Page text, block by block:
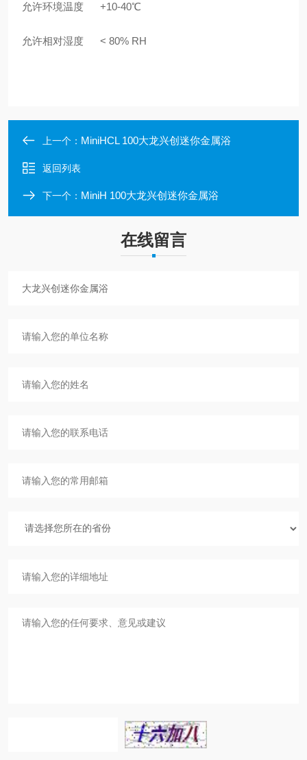
允许环境温度 +10-40℃
允许相对湿度 < 80% RH
上一个： MiniHCL 100大龙兴创迷你金属浴
返回列表
下一个： MiniH 100大龙兴创迷你金属浴
在线留言